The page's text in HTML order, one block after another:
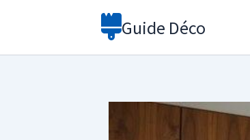
Guide Déco